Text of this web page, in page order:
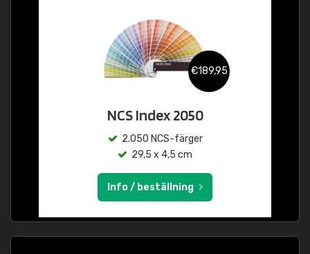
€189,95
NCS Index 2050
2.050 NCS-färger
29,5 x 4,5 cm
Info / beställning